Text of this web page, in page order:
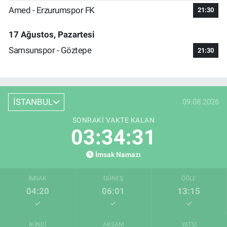
Amed - Erzurumspor FK 21:30
17 Ağustos, Pazartesi
Samsunspor - Göztepe
21:30
İSTANBUL 09.08.2026
SONRAKI VAKTE KALAN
03:34:30
İmsak Namazı
İMSAK
04:20
GÜNEŞ
06:01
ÖĞLE
13:15
İKINDI AKŞAM YATSI